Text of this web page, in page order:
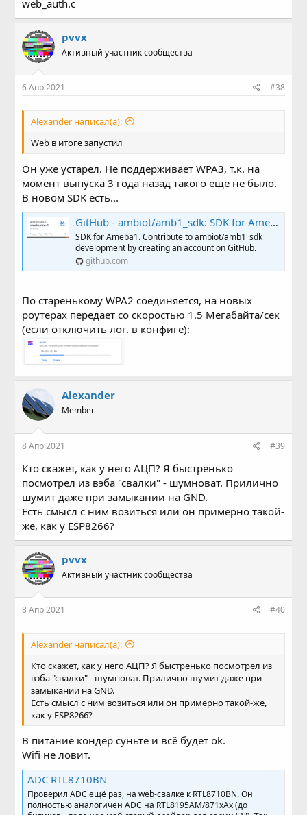
web_auth.c
pvvx
Активный участник сообщества
6 Апр 2021 #38
Alexander написал(а):
Web в итоге запустил
Он уже устарел. Не поддерживает WPA3, т.к. на
момент выпуска 3 года назад такого ещё не было.
В новом SDK есть...
GitHub - ambiot/amb1_sdk: SDK for Ameba1
SDK for Ameba1. Contribute to ambiot/amb1_sdk
development by creating an account on GitHub.
github.com
По старенькому WPA2 соединяется, на новых
роутерах передает со скоростью 1.5 Мегабайта/сек
(если отключить лог. в конфиге):
Alexander
Member
8 Апр 2021 #39
Кто скажет, как у него АЦП? Я быстренько
посмотрел из вэба "свалки" - шумноват. Прилично
шумит даже при замыкании на GND.
Есть смысл с ним возиться или он примерно такой-
же, как у ESP8266?
pvvx
Активный участник сообщества
8 Апр 2021 #40
Alexander написал(а):
Кто скажет, как у него АЦП? Я быстренько посмотрел из
вэба "свалки" - шумноват. Прилично шумит даже при
замыкании на GND.
Есть смысл с ним возиться или он примерно такой-же,
как у ESP8266?
В питание кондер суньте и всё будет ok.
Wifi не ловит.
ADC RTL8710BN
Проверил ADC ещё раз, на web-свалке к RTL8710BN. Он
полностью аналогичен ADC на RTL8195AM/871xAx (до